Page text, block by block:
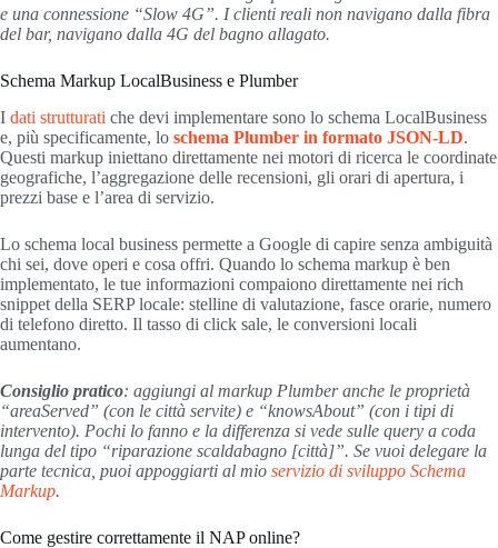
e una connessione “Slow 4G”. I clienti reali non navigano dalla fibra
del bar, navigano dalla 4G del bagno allagato.
Schema Markup LocalBusiness e Plumber
I dati strutturati che devi implementare sono lo schema LocalBusiness
e, più specificamente, lo schema Plumber in formato JSON-LD.
Questi markup iniettano direttamente nei motori di ricerca le coordinate
geografiche, l’aggregazione delle recensioni, gli orari di apertura, i
prezzi base e l’area di servizio.
Lo schema local business permette a Google di capire senza ambiguità
chi sei, dove operi e cosa offri. Quando lo schema markup è ben
implementato, le tue informazioni compaiono direttamente nei rich
snippet della SERP locale: stelline di valutazione, fasce orarie, numero
di telefono diretto. Il tasso di click sale, le conversioni locali
aumentano.
Consiglio pratico: aggiungi al markup Plumber anche le proprietà
“areaServed” (con le città servite) e “knowsAbout” (con i tipi di
intervento). Pochi lo fanno e la differenza si vede sulle query a coda
lunga del tipo “riparazione scaldabagno [città]”. Se vuoi delegare la
parte tecnica, puoi appoggiarti al mio servizio di sviluppo Schema
Markup.
Come gestire correttamente il NAP online?